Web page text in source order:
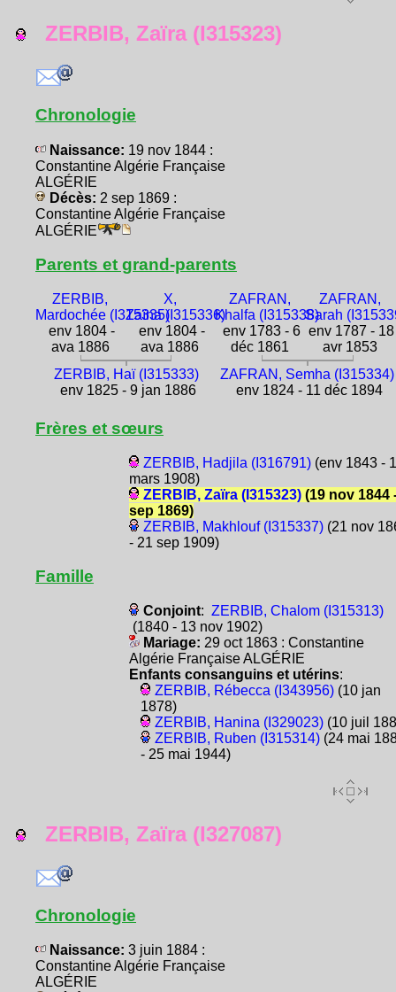
ZERBIB, Zaïra (I315323)
Chronologie
Naissance: 19 nov 1844 :
Constantine Algérie Française
ALGÉRIE
Décès: 2 sep 1869 :
Constantine Algérie Française
ALGÉRIE
Parents et grand-parents
ZERBIB,
Mardochée (I315335)
env 1804 -
ava 1886
X,
Zaïna (I315336)
env 1804 -
ava 1886
ZAFRAN,
Khalfa (I315338)
env 1783 - 6
déc 1861
ZAFRAN,
Sarah
env 1787 - 18
avr 1853
ZERBIB, Haï (I315333)
env 1825 - 9 jan 1886
ZAFRAN, Semha (I315334)
env 1824 - 11 déc 1894
Frères et sœurs
ZERBIB, Hadjila (I316791)(env 1843 -
mars 1908)
ZERBIB, Zaïra (I315323)(19 nov 1844
sep 1869)
ZERBIB, Makhlouf (I315337)(21 nov
- 21 sep 1909)
Famille
Conjoint: ZERBIB, Chalom (I315313)
(1840 - 13 nov 1902)
Mariage: 29 oct 1863 : Constantine
Algérie Française ALGÉRIE
Enfants consanguins et utérins:
ZERBIB, Rébecca (I343956)(10 jan
1878)
ZERBIB, Hanina (I329023)(10 juil
ZERBIB, Ruben (I315314)(24 mai
- 25 mai 1944)
ZERBIB, Zaïra (I327087)
Chronologie
Naissance: 3 juin 1884 :
Constantine Algérie Française
ALGÉRIE